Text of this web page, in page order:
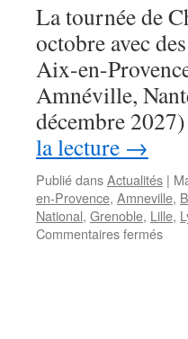
La tournée de
octobre avec
Aix-en-
Amnéville,
décembre
la lecture →
Publié dansActualités |
en-Provence, Amneville,
National, Grenoble, Lille,
Commentaires ferméssur